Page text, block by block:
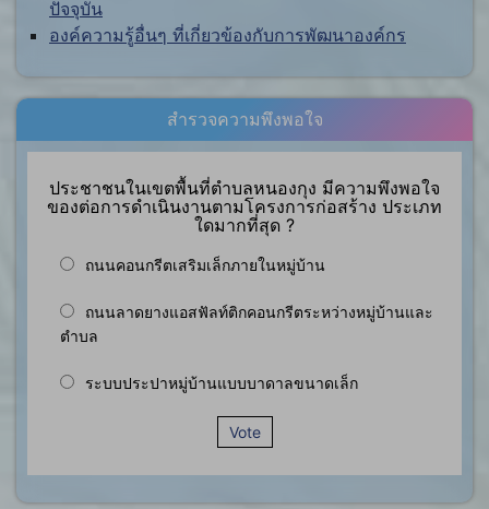
ปัจจุบัน
องค์ความรู้อื่นๆ ที่เกี่ยวข้องกับการพัฒนาองค์กร
สำรวจความพึงพอใจ
ประชาชนในเขตพื้นที่ตำบลหนองกุง มีความพึงพอใจ
ของต่อการดำเนินงานตามโครงการก่อสร้าง ประเภท
ใดมากที่สุด ?
ถนนคอนกรีตเสริมเล็กภายในหมู่บ้าน
ถนนลาดยางแอสฟัลท์ติกคอนกรีตระหว่างหมู่บ้านและ
ตำบล
ระบบประปาหมู่บ้านแบบบาดาลขนาดเล็ก
Vote